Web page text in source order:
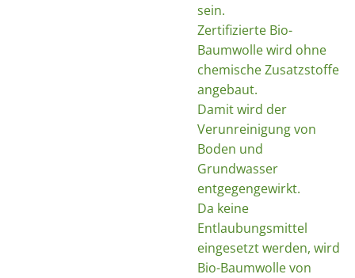
sein.
Zertifizierte Bio-
Baumwolle wird ohne
chemische Zusatzstoffe
angebaut.
Damit wird der
Verunreinigung von
Boden und
Grundwasser
entgegengewirkt.
Da keine
Entlaubungsmittel
eingesetzt werden, wird
Bio-Baumwolle von